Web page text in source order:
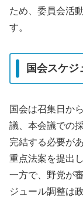
ため、委員会活
す。
国会スケ
国会は召集日か
議、本会議での
完結する必要が
重点法案を提出
一方で、野党が
ジュール調整は